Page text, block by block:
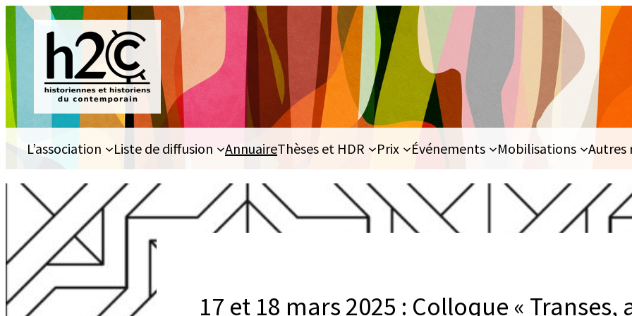
Aller
au
contenu
L’association Liste de diffusion AnnuaireThèses et HDR Prix Événements Mobilisations Autres
17 et 18 mars 2025 : Colloque « Transes,